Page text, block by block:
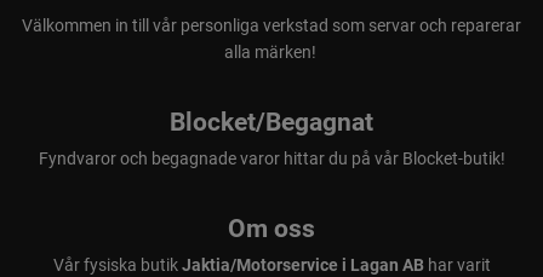
Välkommen in till vår personliga verkstad som servar och reparerar
alla märken!
Blocket/Begagnat
Fyndvaror och begagnade varor hittar du på vår Blocket-butik!
Om oss
Vår fysiska butikJaktia/Motorservice i Lagan ABhar varit